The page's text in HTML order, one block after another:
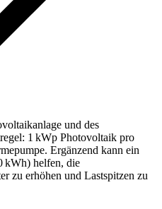
und des
1 kWp Photovoltaik pro
Ergänzend kann ein
kWh) helfen, die
zu erhöhen und Lastspitzen zu